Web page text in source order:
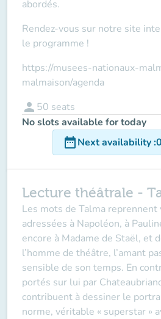
abordés.
Rendez-vous sur notre site
le programme !
https://musees-nationaux-
malmaison/agenda
person 50 seats
No slots available for today
date_rangeNext availability:
Lecture théâtrale -
Les mots de Talma
adressées à Napoléon, à
encore à Madame de Staël, et
l’homme de théâtre, l’amant
sensible de son temps. En
portés sur lui par
contribuent à dessiner le
norme, véritable « superstar »